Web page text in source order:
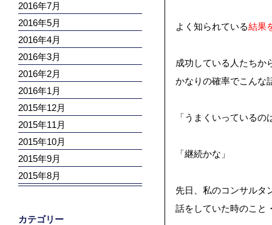
2016年7月
2016年5月
2016年4月
2016年3月
2016年2月
2016年1月
2015年12月
2015年11月
2015年10月
2015年9月
2015年8月
カテゴリー
よく知られている結果
成功している人たちか
かなりの確率でこんな
「うまくいっている
「継続かな」
先日、私のコンサルタ
話をしていた時のこと